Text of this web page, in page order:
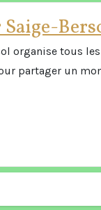
organise tous
partager un